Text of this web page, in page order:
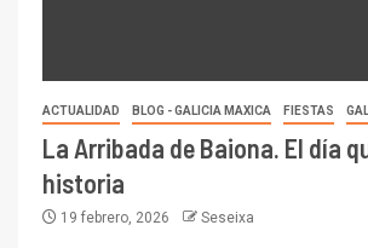
ACTUALIDAD BLOG - GALICIA MAXICA FIESTAS
La Arribada de Baiona. El día
historia
19 febrero, 2026 Seseixa